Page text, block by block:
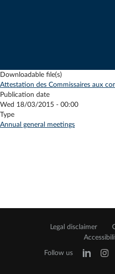
Downloadable file(s)
Attestation des Commissaires aux
Publication date
Wed 18/03/2015 - 00:00
Type
Annual general meetings
Legal disclaimer
Follow us